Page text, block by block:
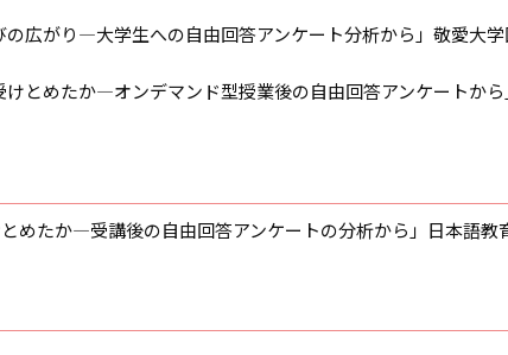
広がり―大学生への自由回答アンケート分析から」敬愛大
とめたか―オンデマンド型授業後の自由回答アンケートか
たか―受講後の自由回答アンケートの分析から」日本語教